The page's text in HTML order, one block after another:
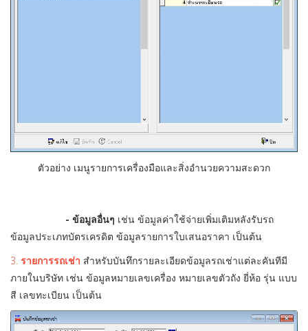
ตัวอย่าง เมนูรายการเครื่องมือและสิ่งอำนวยความสะดวก
- ข้อมูลอื่นๆ เช่น ข้อมูลค่าใช้จ่ายเพิ่มเติมหลังรับรถ
ข้อมูลประเภทบัตรเครดิต ข้อมูลรายการใบเสนอราคา เป็นต้น
3. รายการรถเช่า สำหรับบันทึกรายละเอียดข้อมูลรถเช่าแต่ละคันทีมี
ภายในบริษัท เช่น ข้อมูลหมายเลขเครื่อง หมายเลขตัวถัง ยี่ห้อ รุ่น แบบ
สี เลขทะเบียน เป็นต้น